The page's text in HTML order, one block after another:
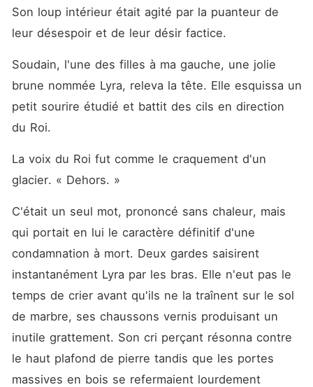
Son loup intérieur était agité par la puanteur de
leur désespoir et de leur désir factice.
Soudain, l'une des filles à ma gauche, une jolie
brune nommée Lyra, releva la tête. Elle esquissa un
petit sourire étudié et battit des cils en direction
du Roi.
La voix du Roi fut comme le craquement d'un
glacier. « Dehors. »
C'était un seul mot, prononcé sans chaleur, mais
qui portait en lui le caractère définitif d'une
condamnation à mort. Deux gardes saisirent
instantanément Lyra par les bras. Elle n'eut pas le
temps de crier avant qu'ils ne la traînent sur le sol
de marbre, ses chaussons vernis produisant un
inutile grattement. Son cri perçant résonna contre
le haut plafond de pierre tandis que les portes
massives en bois se refermaient lourdement